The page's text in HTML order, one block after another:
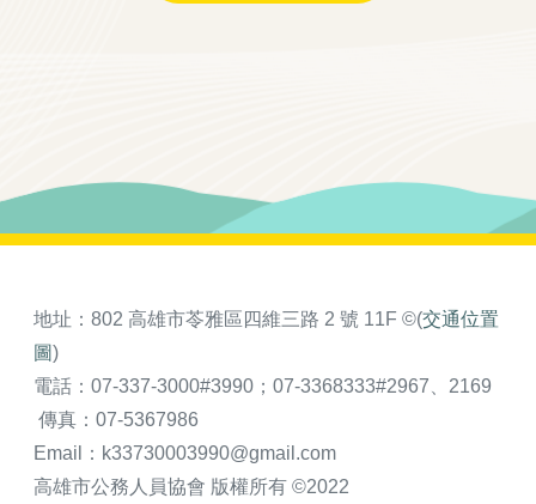
地址：802 高雄市苓雅區四維三路 2 號 11F ©(交通位置
圖)
電話：07-337-3000#3990；07-3368333#2967、2169
傳真：07-5367986
Email：k33730003990@gmail.com
高雄市公務人員協會 版權所有 ©2022